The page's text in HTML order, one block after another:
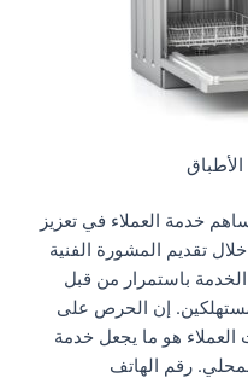
خدمة العملاء في تعزيز
تقديم المشورة الفنية
باستمرار من قبل
إن الحرص على
العملاء هو ما يجعل خدمة
رقم الهاتف